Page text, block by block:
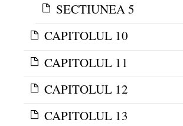
SECTIUNEA 5
CAPITOLUL 10
CAPITOLUL 11
CAPITOLUL 12
CAPITOLUL 13